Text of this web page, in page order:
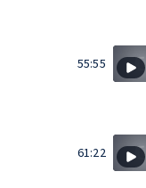
55:55
61:22